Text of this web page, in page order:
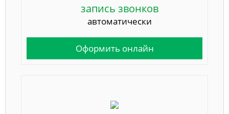
запись звонков
автоматически
Оформить онлайн